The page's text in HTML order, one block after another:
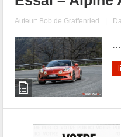
Auteur: Bob de Graffenried |
...